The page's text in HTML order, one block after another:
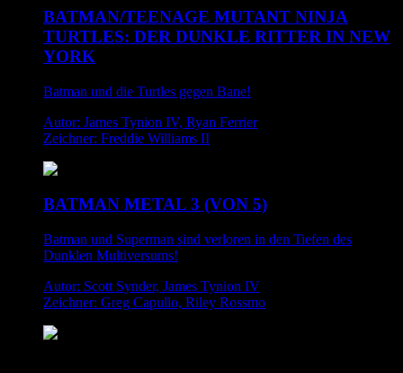
BATMAN/TEENAGE MUTANT NINJA
TURTLES: DER DUNKLE RITTER IN NEW
YORK
Batman und die Turtles gegen Bane!
Autor: James Tynion IV, Ryan Ferrier
Zeichner: Freddie Williams II
BATMAN METAL 3 (VON 5)
Batman und Superman sind verloren in den Tiefen des
Dunklen Multiversums!
Autor: Scott Synder, James Tynion IV
Zeichner: Greg Capullo, Riley Rossmo